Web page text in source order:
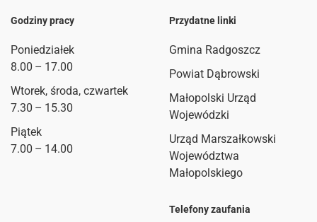
Godziny pracy
Poniedziałek
8.00 – 17.00
Wtorek, środa, czwartek
7.30 – 15.30
Piątek
7.00 – 14.00
Przydatne linki
Gmina Radgoszcz
Powiat Dąbrowski
Małopolski Urząd
Wojewódzki
Urząd Marszałkowski
Województwa
Małopolskiego
Telefony zaufania